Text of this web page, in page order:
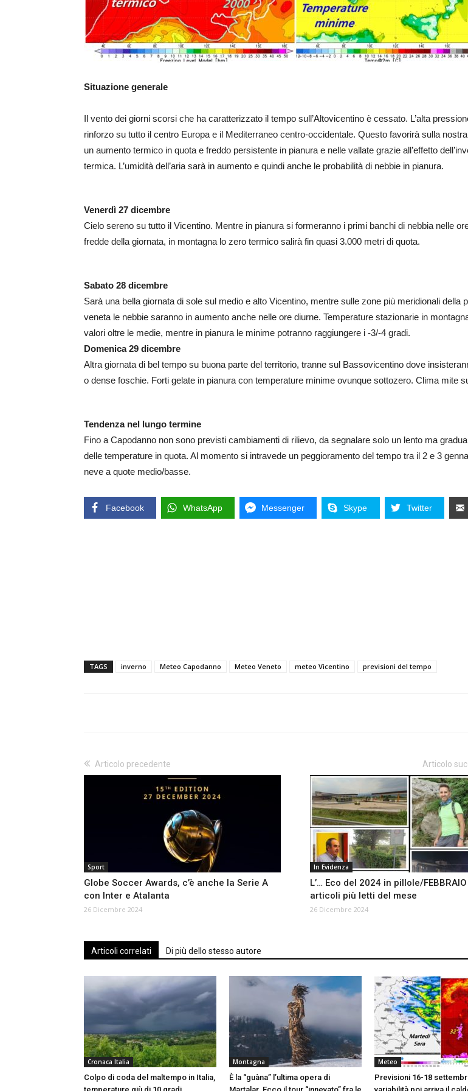
Situazione generale
Il vento dei giorni scorsi che ha caratterizzato il tempo sull’Altovicentino è cessato. L’alta
rinforzo su tutto il centro Europa e il Mediterraneo centro-occidentale. Questo favorirà sulla
un aumento termico in quota e freddo persistente in pianura e nelle vallate grazie all’effetto
termica. L’umidità dell’aria sarà in aumento e quindi anche le probabilità di nebbie in pianura.
Venerdì 27 dicembre
Cielo sereno su tutto il Vicentino. Mentre in pianura si formeranno i primi banchi di nebbia nelle
fredde della giornata, in montagna lo zero termico salirà fin quasi 3.000 metri di quota.
Sabato 28 dicembre
Sarà una bella giornata di sole sul medio e alto Vicentino, mentre sulle zone più meridionali della
veneta le nebbie saranno in aumento anche nelle ore diurne. Temperature stazionarie in
valori oltre le medie, mentre in pianura le minime potranno raggiungere i -3/-4 gradi.
Domenica 29 dicembre
Altra giornata di bel tempo su buona parte del territorio, tranne sul Bassovicentino dove
o dense foschie. Forti gelate in pianura con temperature minime ovunque sottozero. Clima mite
Tendenza nel lungo termine
Fino a Capodanno non sono previsti cambiamenti di rilievo, da segnalare solo un lento ma
delle temperature in quota. Al momento si intravede un peggioramento del tempo tra il 2 e 3
neve a quote medio/basse.
Facebook WhatsApp Messenger Skype Twitter
TAGS inverno Meteo Capodanno Meteo Veneto meteo Vicentino previsioni del tempo
Articolo precedente
Sport
Globe Soccer Awards, c’è anche la Serie A
con Inter e Atalanta
26 Dicembre 2024
Articolo
In Evidenza
L’… Eco del 2024 in pillole/
articoli più letti del mese
26 Dicembre 2024
Articoli correlati Di più dello stesso autore
Cronaca Italia
Colpo di coda del maltempo in Italia,
Montagna
È la “guàna” l’ultima opera di
Meteo
Previsioni 16-18